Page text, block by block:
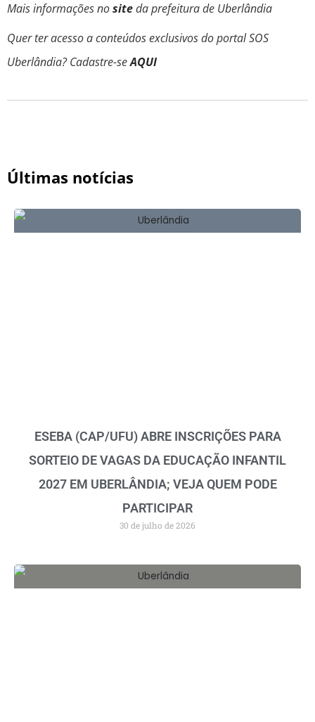
Mais informações nositeda prefeitura de Uberlândia
Quer ter acesso a conteúdos exclusivos do portal SOS
Uberlândia? Cadastre-seAQUI
Últimas notícias
ESEBA (CAP/UFU) ABRE INSCRIÇÕES PARA
SORTEIO DE VAGAS DA EDUCAÇÃO INFANTIL
2027 EM UBERLÂNDIA; VEJA QUEM PODE
PARTICIPAR
30 de julho de 2026